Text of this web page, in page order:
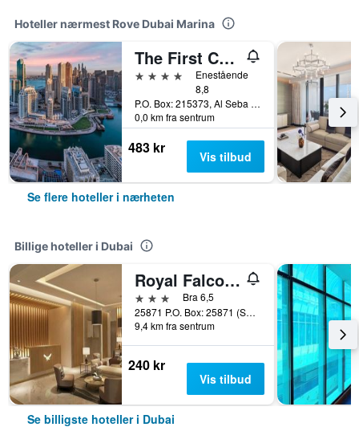
Hoteller nærmest Rove Dubai Marina
The First Collection Dubai Marina
4 stjerner
Enestående
8,8
P.O. Box: 215373, Al Seba Street, Dubai, Forente Arabiske Emirater
0,0 km fra sentrum
483 kr Vis tilbud
Se flere hoteller i nærheten
Billige hoteller i Dubai
Royal Falcon Hotel
3 stjernerBra 6,5
25871 P.O. Box: 25871 (Salahuddin Road)Deira Dubai, Dubai, Forente Arabiske Emirater
9,4 km fra sentrum
240 kr
Vis tilbud
Se billigste hoteller i Dubai